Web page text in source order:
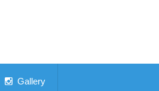
Gallery